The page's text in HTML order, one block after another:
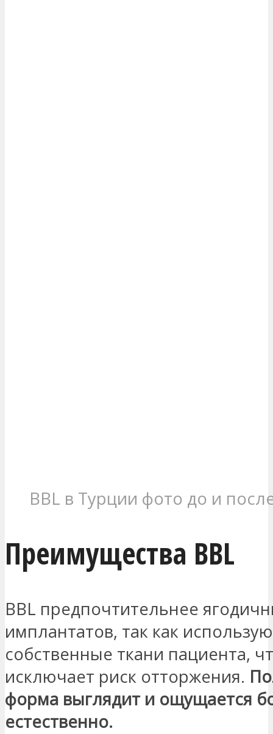
BBL в Турции фото до и
Преимущества BBL
BBL предпочтительнее
имплантатов, так как
собственные ткани пациента,
исключает риск отторжения.
форма выглядит и ощущается
естественно.